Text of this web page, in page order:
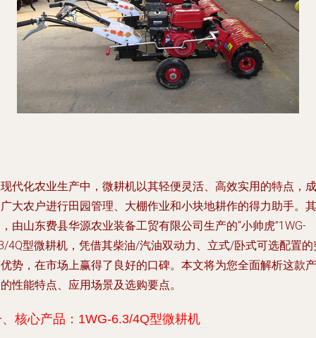
代化农业生产中，微耕机以其轻便灵活、高效实用的特点，成
大农户进行田园管理、大棚作业和小块地耕作的得力助手。其
由山东费县华源农业装备工贸有限公司生产的“小帅虎”1WG-
4Q型微耕机，凭借其柴油/汽油双动力、立式/卧式可选配置的
势，在市场上赢得了良好的口碑。本文将为您全面解析这款产
性能特点、应用场景及选购要点。
核心产品：1WG-6.3/4Q型微耕机